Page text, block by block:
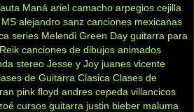
Maná ariel camacho arpegios cejilla
alejandro sanz canciones mexicanas
series Melendi Green Day guitarra para
Reik canciones de dibujos animados
stereo Jesse y Joy juanes vicente
de Guitarra Clasica Clases de
pink floyd andres cepeda villancicos
cursos guitarra justin bieber maluma